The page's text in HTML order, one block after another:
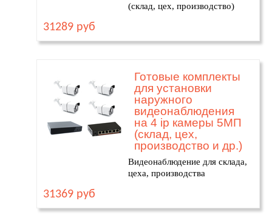
(склад, цех, производство)
31289 руб
Готовые комплекты
для установки
наружного
видеонаблюдения
на 4 ip камеры 5МП
(склад, цех,
производство и др.)
Видеонаблюдение для склада,
цеха, производства
31369 руб